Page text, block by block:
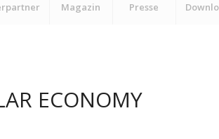
Magazin Presse
ECONOMY